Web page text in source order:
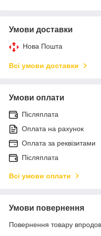
Умови доставки
Нова Пошта
Всі умови доставки
Умови оплати
Післяплата
Оплата на рахунок
Оплата за реквізитами
Післяплата
Всі умови оплати
Умови повернення
Повернення товару